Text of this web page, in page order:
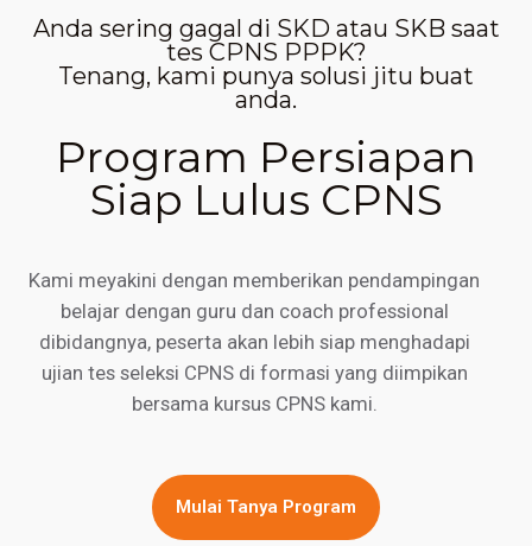
Anda sering gagal di SKD atau SKB saat
tes CPNS PPPK?
Tenang, kami punya solusi jitu buat
anda.
Program Persiapan
Siap Lulus CPNS
Kami meyakini dengan memberikan pendampingan
belajar dengan guru dan coach professional
dibidangnya, peserta akan lebih siap menghadapi
ujian tes seleksi CPNS di formasi yang diimpikan
bersama kursus CPNS kami.
Mulai Tanya Program